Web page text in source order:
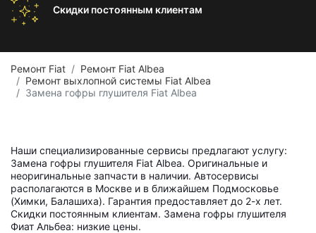
Скидки постоянным клиентам
Ремонт Fiat
Ремонт Fiat Albea
Ремонт выхлопной системы Fiat Albea
Замена гофры глушителя Fiat Albea
Наши специализированные сервисы предлагают услугу:
Замена гофры глушителя Fiat Albea. Оригинальные и
неоригинальные запчасти в наличии. Автосервисы
располагаются в Москве и в ближайшем Подмосковье
(Химки, Балашиха). Гарантия предоставляет до 2-х лет.
Скидки постоянным клиентам. Замена гофры глушителя
Фиат Альбеа: низкие цены.